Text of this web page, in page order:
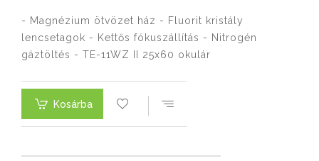
- Magnézium ötvözet ház - Fluorit kristály
lencsetagok - Kettős fókuszállítás - Nitrogén
gáztöltés - TE-11WZ II 25x60 okulár
Kosárba